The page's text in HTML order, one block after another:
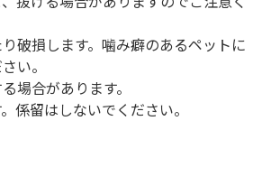
破損します。噛み癖のあるペットに
い。
場合があります。
係留はしないでください。